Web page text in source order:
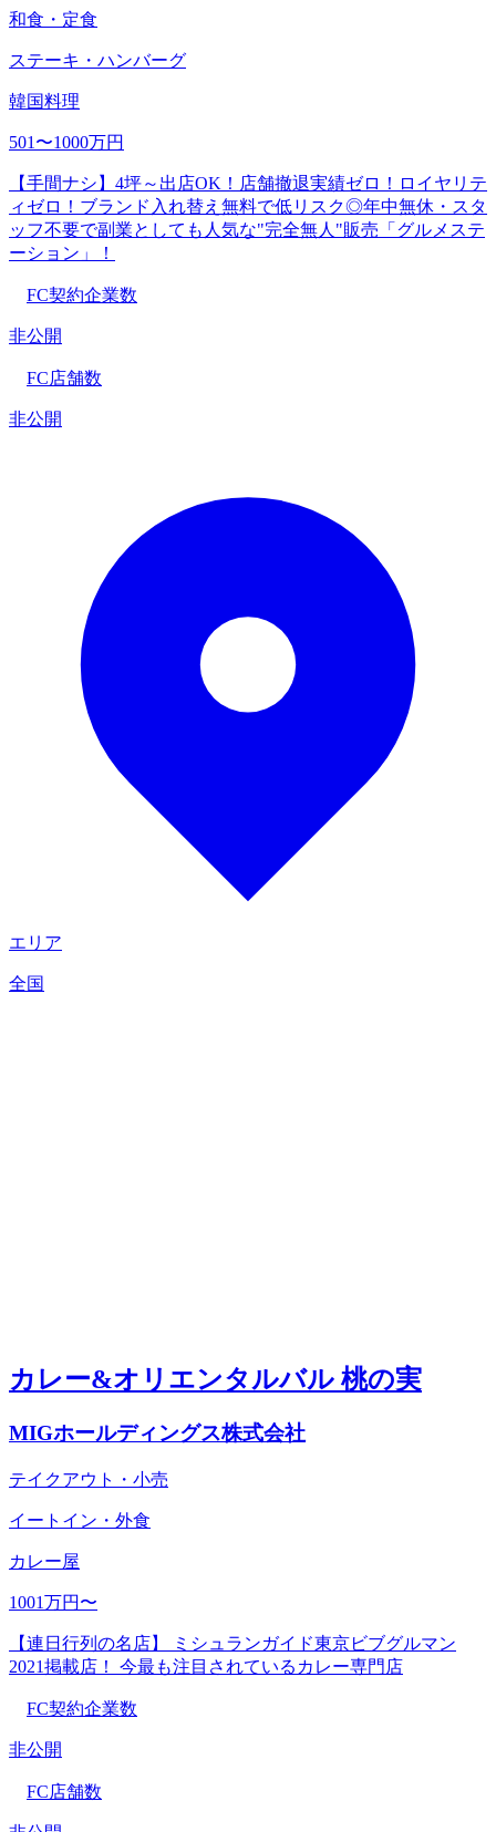
和食・定食
ステーキ・ハンバーグ
韓国料理
501〜1000万円
【手間ナシ】4坪～出店OK！店舗撤退実績ゼロ！ロイヤリテ
ィゼロ！ブランド入れ替え無料で低リスク◎年中無休・スタ
ッフ不要で副業としても人気な"完全無人"販売「グルメステ
ーション」！
FC契約企業数
非公開
FC店舗数
非公開
エリア
全国
カレー&オリエンタルバル 桃の実
MIGホールディングス株式会社
テイクアウト・小売
イートイン・外食
カレー屋
1001万円〜
【連日行列の名店】 ミシュランガイド東京ビブグルマン
2021掲載店！ 今最も注目されているカレー専門店
FC契約企業数
非公開
FC店舗数